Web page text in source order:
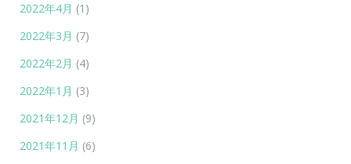
2022年4月 (1)
2022年3月 (7)
2022年2月 (4)
2022年1月 (3)
2021年12月 (9)
2021年11月 (6)